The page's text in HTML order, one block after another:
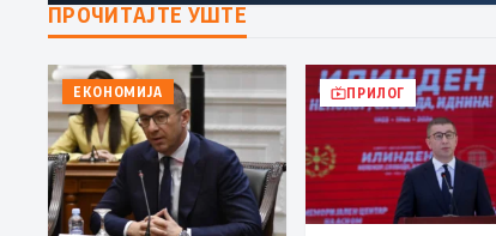
ПРОЧИТАЈТЕ УШТЕ
ЕКОНОМИЈА ПРИЛОГ